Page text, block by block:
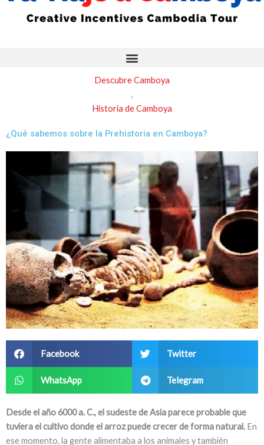
Descubre Camboya
,
Historia de Camboya
¿Qué sabemos sobre la Prehistoria en Camboya?
Facebook Twitter
WhatsApp Telegram
Desde el año 6000 a. C., el sudeste de Asia parece probable que
tuviera el cultivo donde el arroz puede crecer de forma natural. En
ese momento, la gente alimentaba a los animales y también